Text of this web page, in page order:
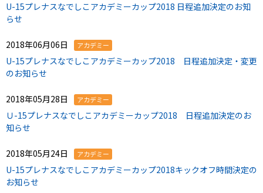
U-15プレナスなでしこアカデミーカップ2018 日程追加決定のお知
らせ
2018年06月06日 アカデミー
U-15プレナスなでしこアカデミーカップ2018 日程追加決定・変更
のお知らせ
2018年05月28日 アカデミー
Ｕ-15プレナスなでしこアカデミーカップ2018 日程追加決定のお
知らせ
2018年05月24日 アカデミー
U-15プレナスなでしこアカデミーカップ2018キックオフ時間決定の
お知らせ